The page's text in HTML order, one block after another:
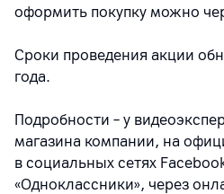
оформить покупку можно
Сроки проведения акции
года.
Подробности – у
магазина компании, на
в социальных сетях
«Одноклассники», через